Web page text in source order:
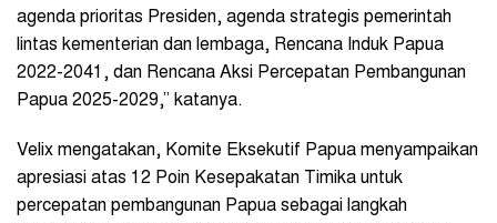
agenda prioritas Presiden, agenda strategis pemerintah
lintas kementerian dan lembaga, Rencana Induk Papua
2022-2041, dan Rencana Aksi Percepatan Pembangunan
Papua 2025-2029,” katanya.
Velix mengatakan, Komite Eksekutif Papua menyampaikan
apresiasi atas 12 Poin Kesepakatan Timika untuk
percepatan pembangunan Papua sebagai langkah